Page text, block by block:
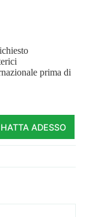
prima di
ADESSO